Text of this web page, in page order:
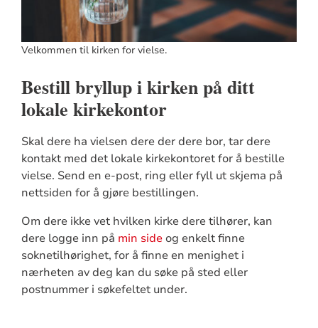
Velkommen til kirken for vielse.
Bestill bryllup i kirken på ditt
lokale kirkekontor
Skal dere ha vielsen dere der dere bor, tar dere
kontakt med det lokale kirkekontoret for å bestille
vielse. Send en e-post, ring eller fyll ut skjema på
nettsiden for å gjøre bestillingen.
Om dere ikke vet hvilken kirke dere tilhører, kan
dere logge inn på min sideog enkelt finne
soknetilhørighet, for å finne en menighet i
nærheten av deg kan du søke på sted eller
postnummer i søkefeltet under.